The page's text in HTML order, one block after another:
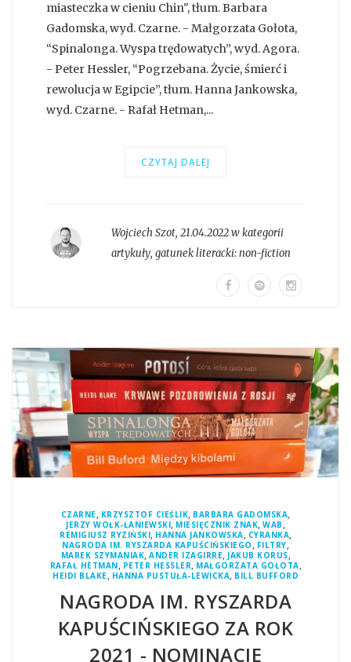
miasteczka w cieniu Chin", tłum. Barbara
Gadomska, wyd. Czarne. - Małgorzata Gołota,
“Spinalonga. Wyspa trędowatych”, wyd. Agora.
- Peter Hessler, “Pogrzebana. Życie, śmierć i
rewolucja w Egipcie”, tłum. Hanna Jankowska,
wyd. Czarne. - Rafał Hetman,...
CZYTAJ DALEJ
Wojciech Szot, 21.04.2022 w kategorii
artykuły, gatunek literacki:non-fiction
CZARNE, KRZYSZTOF CIEŚLIK, BARBARA GADOMSKA,
JERZY WOŁK-ŁANIEWSKI, MIESIĘCZNIK ZNAK,WAB ,
REMIGIUSZ RYZIŃSKI, HANNA JANKOWSKA, CYRANKA,
NAGRODA IM. RYSZARDA KAPUŚCIŃSKIEGO , FILTRY,
MAREK SZYMANIAK, ANDER IZAGIRRE, JAKUB KORUS,
RAFAŁ HETMAN, PETER HESSLER, MAŁGORZATA GOŁOTA,
HEIDI BLAKE, HANNA PUSTUŁA-LEWICKA, BILL BUFFORD
NAGRODA IM. RYSZARDA
KAPUŚCIŃSKIEGO ZA ROK
2021 - NOMINACJE